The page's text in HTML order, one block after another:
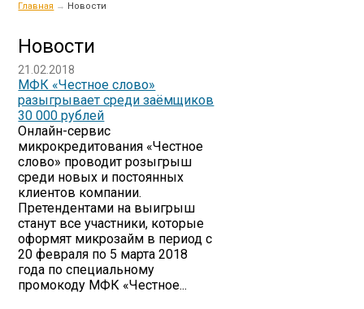
Главная → Новости
Новости
21.02.2018
МФК «Честное слово»
разыгрывает среди заёмщиков
30 000 рублей
Онлайн-сервис
микрокредитования «Честное
слово» проводит розыгрыш
среди новых и постоянных
клиентов компании.
Претендентами на выигрыш
станут все участники, которые
оформят микрозайм в период с
20 февраля по 5 марта 2018
года по специальному
промокоду МФК «Честное...